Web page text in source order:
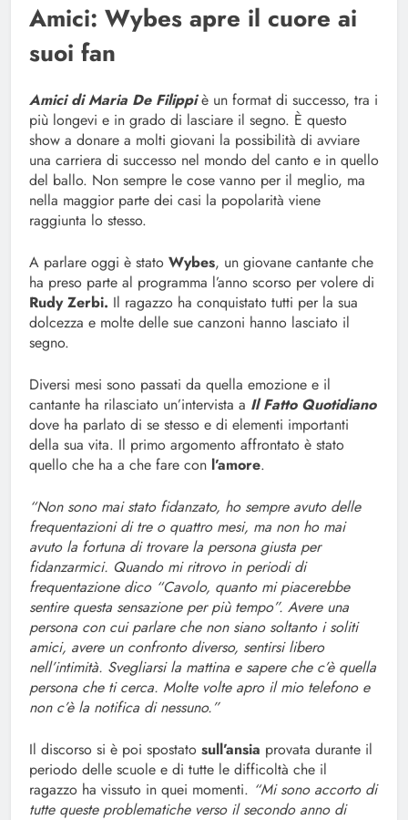
Amici: Wybes apre il cuore ai
suoi fan
Amici di Maria De Filippiè un format di successo, tra i
più longevi e in grado di lasciare il segno. È questo
show a donare a molti giovani la possibilità di avviare
una carriera di successo nel mondo del canto e in quello
del ballo. Non sempre le cose vanno per il meglio, ma
nella maggior parte dei casi la popolarità viene
raggiunta lo stesso.
A parlare oggi è stato Wybes, un giovane cantante che
ha preso parte al programma l’anno scorso per volere di
Rudy Zerbi. Il ragazzo ha conquistato tutti per la sua
dolcezza e molte delle sue canzoni hanno lasciato il
segno.
Diversi mesi sono passati da quella emozione e il
cantante ha rilasciato un’intervista a Il Fatto Quotidiano
dove ha parlato di se stesso e di elementi importanti
della sua vita. Il primo argomento affrontato è stato
quello che ha a che fare con l’amore.
“Non sono mai stato fidanzato, ho sempre avuto delle
frequentazioni di tre o quattro mesi, ma non ho mai
avuto la fortuna di trovare la persona giusta per
fidanzarmici. Quando mi ritrovo in periodi di
frequentazione dico “Cavolo, quanto mi piacerebbe
sentire questa sensazione per più tempo”. Avere una
persona con cui parlare che non siano soltanto i soliti
amici, avere un confronto diverso, sentirsi libero
nell’intimità. Svegliarsi la mattina e sapere che c’è quella
persona che ti cerca. Molte volte apro il mio telefono e
non c’è la notifica di nessuno.”
Il discorso si è poi spostato sull’ansia provata durante il
periodo delle scuole e di tutte le difficoltà che il
ragazzo ha vissuto in quei momenti. “Mi sono accorto di
tutte queste problematiche verso il secondo anno di